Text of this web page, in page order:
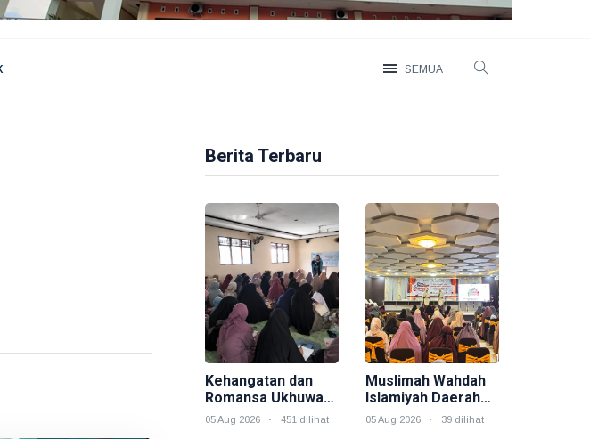
SEMUA
Berita Terbaru
Kehangatan dan
Romansa Ukhuwah
Muslimah dalam
05 Aug 2026 451 dilihat
Muslimah Wahdah
Islamiyah Daerah
Morowali Gelar
05 Aug 2026 39 dilihat